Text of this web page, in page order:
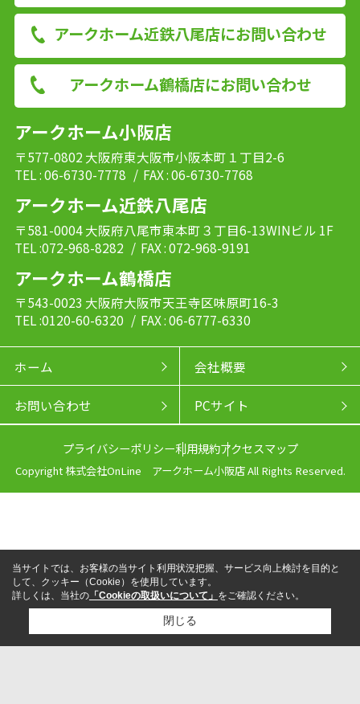
アークホーム近鉄八尾店にお問い合わせ
アークホーム鶴橋店にお問い合わせ
アークホーム小阪店
〒577-0802 大阪府東大阪市小阪本町１丁目2-6
TEL : 06-6730-7778 / FAX : 06-6730-7768
アークホーム近鉄八尾店
〒581-0004 大阪府八尾市東本町３丁目6-13WINビル 1F
TEL :072-968-8282 / FAX : 072-968-9191
アークホーム鶴橋店
〒543-0023 大阪府大阪市天王寺区味原町16-3
TEL :0120-60-6320 / FAX : 06-6777-6330
ホーム 会社概要
お問い合わせ PCサイト
プライバシーポリシー利用規約アクセスマップ
Copyright 株式会社OnLine アークホーム小阪店 All Rights Reserved.
LINEからお問い合わせ
当サイトでは、お客様の当サイト利用状況把握、サービス向上検討を目的と
して、クッキー（Cookie）を使用しています。
詳しくは、当社の 「Cookieの取扱いについて」 をご確認ください。
閉じる